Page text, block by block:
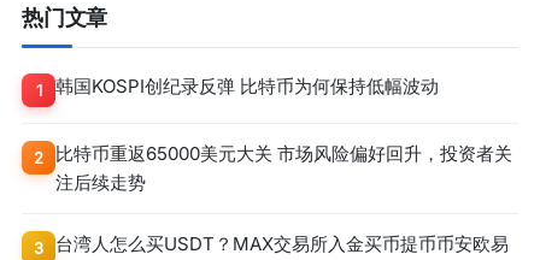
热门文章
1 韩国KOSPI创纪录反弹 比特币为何保持低幅波动
2
比特币重返65000美元大关 市场风险偏好回升，投资者关
注后续走势
3
台湾人怎么买USDT？MAX交易所入金买币提币币安欧易